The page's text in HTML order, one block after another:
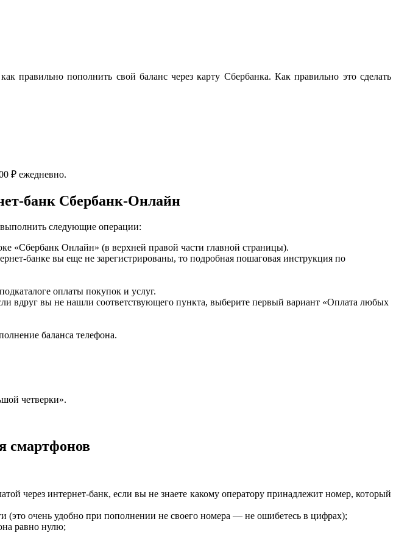
правильно пополнить свой баланс через карту Сбербанка. Как правильно это сделать
₽ ежедневно.
банк Сбербанк-Онлайн
выполнить следующие операции:
«Сбербанк Онлайн» (в верхней правой части главной страницы).
банке вы еще не зарегистрированы, то подробная пошаговая инструкция по
оплаты покупок и услуг.
вдруг вы не нашли соответствующего пункта, выберите первый вариант «Оплата любых
баланса телефона.
четверки».
смартфонов
через интернет-банк, если вы не знаете какому оператору принадлежит номер, который
очень удобно при пополнении не своего номера — не ошибетесь в цифрах);
равно нулю;